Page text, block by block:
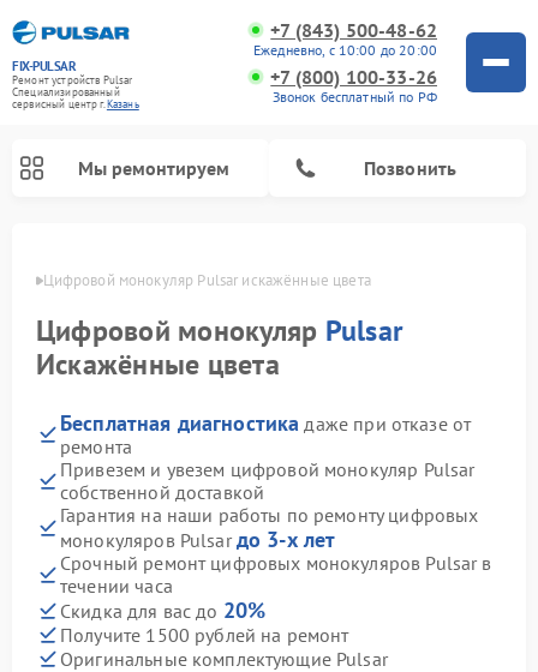
FIX-PULSAR
Ремонт устройств Pulsar
Специализированный
cервисный центр г.Казань
+7 (843) 500-48-62
Ежедневно, с 10:00 до 20:00
+7 (800) 100-33-26
Звонок бесплатный по РФ
Мы ремонтируем Позвонить
Цифровой монокуляр Pulsar искажённые цвета
Цифровой монокуляр Pulsar
Искажённые цвета
Бесплатная диагностика даже при отказе от
ремонта
Привезем и увезем цифровой монокуляр Pulsar
собственной доставкой
Гарантия на наши работы по ремонту цифровых
монокуляров Pulsarдо 3-х лет
Срочный ремонт цифровых монокуляров Pulsar в
течении часа
Скидка для вас до 20%
Получите 1500 рублей на ремонт
Оригинальные комплектующие Pulsar